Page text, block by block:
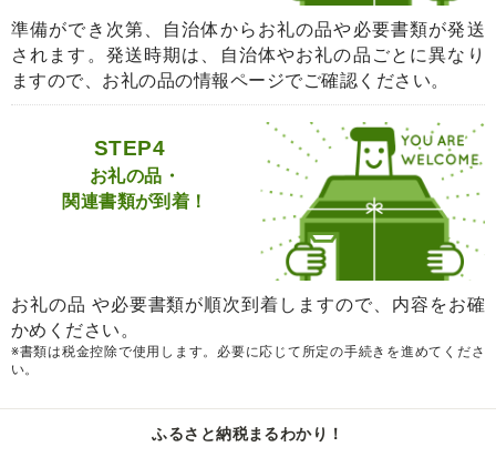
準備ができ次第、自治体からお礼の品や必要書類が発送
されます。発送時期は、自治体やお礼の品ごとに異なり
ますので、お礼の品の情報ページでご確認ください。
STEP4
お礼の品・
関連書類が到着！
お礼の品 や必要書類が順次到着しますので、内容をお確
かめください。
※書類は税金控除で使用します。必要に応じて所定の手続きを進めてくださ
い。
ふるさと納税まるわかり！